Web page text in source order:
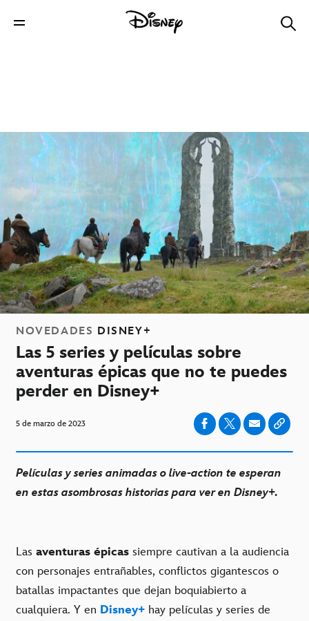
NOVEDADES DISNEY+
Las 5 series y películas sobre
aventuras épicas que no te puedes
perder en Disney+
5 de marzo de 2023
Películas y series animadas o live-action te esperan
en estas asombrosas historias para ver en Disney+.
Las aventuras épicas siempre cautivan a la audiencia
con personajes entrañables, conflictos gigantescos o
batallas impactantes que dejan boquiabierto a
cualquiera. Y en Disney+ hay películas y series de